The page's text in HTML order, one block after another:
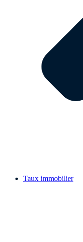
Taux immobilier